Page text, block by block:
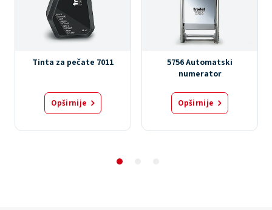
Tinta za pečate 7011
Opširnije
5756 Automatski
numerator
Opširnije